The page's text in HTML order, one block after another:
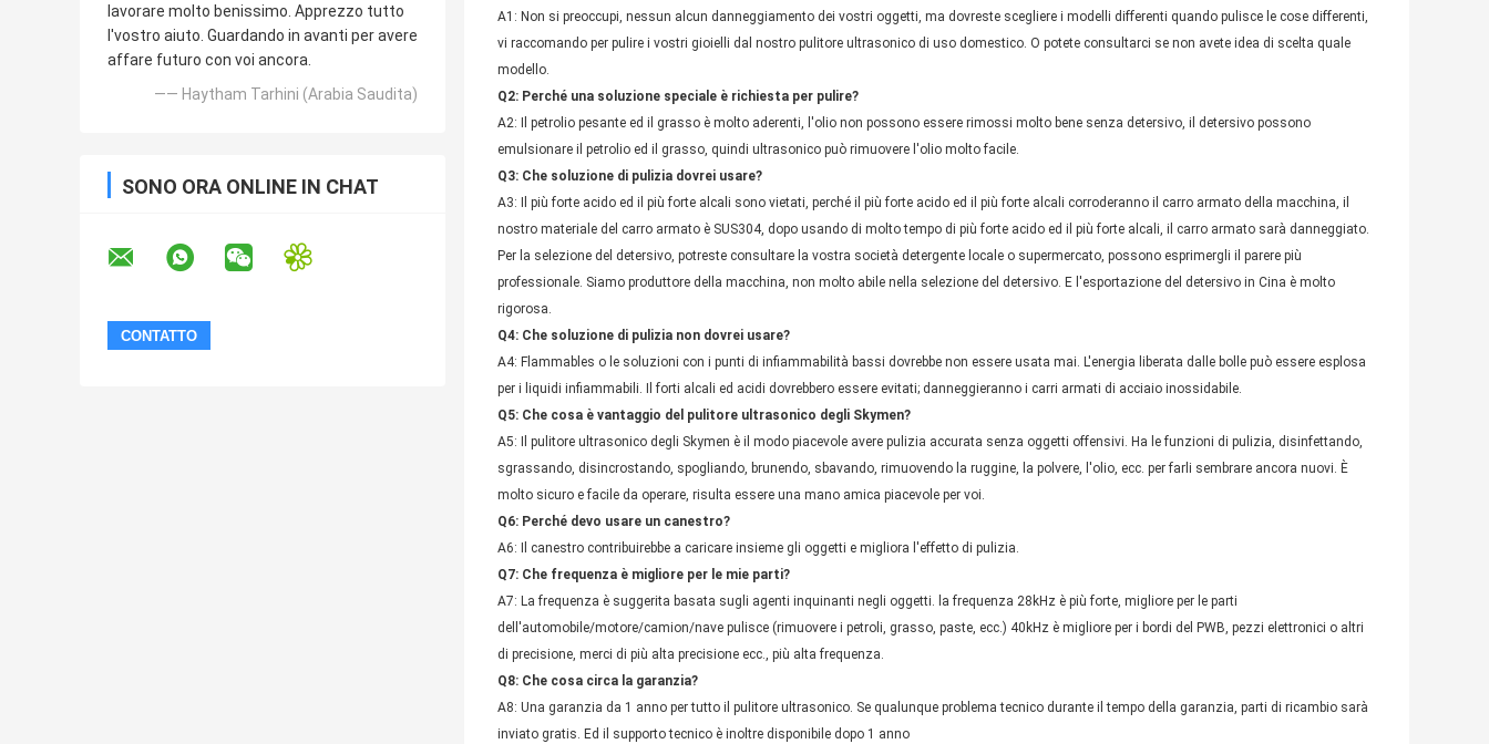
lavorare molto benissimo. Apprezzo tutto
l'vostro aiuto. Guardando in avanti per avere
affare futuro con voi ancora.
—— Haytham Tarhini (Arabia Saudita)
SONO ORA ONLINE IN CHAT
A1: Non si preoccupi, nessun alcun danneggiamento dei vostri oggetti, ma dovreste scegliere i modelli differenti quando pulisce le cose differenti,
vi raccomando per pulire i vostri gioielli dal nostro pulitore ultrasonico di uso domestico. O potete consultarci se non avete idea di scelta quale
modello.
Q2: Perché una soluzione speciale è richiesta per pulire?
A2: Il petrolio pesante ed il grasso è molto aderenti, l'olio non possono essere rimossi molto bene senza detersivo, il detersivo possono
emulsionare il petrolio ed il grasso, quindi ultrasonico può rimuovere l'olio molto facile.
Q3: Che soluzione di pulizia dovrei usare?
A3: Il più forte acido ed il più forte alcali sono vietati, perché il più forte acido ed il più forte alcali corroderanno il carro armato della macchina, il
nostro materiale del carro armato è SUS304, dopo usando di molto tempo di più forte acido ed il più forte alcali, il carro armato sarà danneggiato.
Per la selezione del detersivo, potreste consultare la vostra società detergente locale o supermercato, possono esprimergli il parere più
professionale. Siamo produttore della macchina, non molto abile nella selezione del detersivo. E l'esportazione del detersivo in Cina è molto
rigorosa.
Q4: Che soluzione di pulizia non dovrei usare?
A4: Flammables o le soluzioni con i punti di infiammabilità bassi dovrebbe non essere usata mai. L'energia liberata dalle bolle può essere esplosa
per i liquidi infiammabili. Il forti alcali ed acidi dovrebbero essere evitati; danneggieranno i carri armati di acciaio inossidabile.
Q5: Che cosa è vantaggio del pulitore ultrasonico degli Skymen?
A5: Il pulitore ultrasonico degli Skymen è il modo piacevole avere pulizia accurata senza oggetti offensivi. Ha le funzioni di pulizia, disinfettando,
sgrassando, disincrostando, spogliando, brunendo, sbavando, rimuovendo la ruggine, la polvere, l'olio, ecc. per farli sembrare ancora nuovi. È
molto sicuro e facile da operare, risulta essere una mano amica piacevole per voi.
Q6: Perché devo usare un canestro?
A6: Il canestro contribuirebbe a caricare insieme gli oggetti e migliora l'effetto di pulizia.
Q7: Che frequenza è migliore per le mie parti?
A7: La frequenza è suggerita basata sugli agenti inquinanti negli oggetti. la frequenza 28kHz è più forte, migliore per le parti
dell'automobile/motore/camion/nave pulisce (rimuovere i petroli, grasso, paste, ecc.) 40kHz è migliore per i bordi del PWB, pezzi elettronici o altri
di precisione, merci di più alta precisione ecc., più alta frequenza.
Q8: Che cosa circa la garanzia?
A8: Una garanzia da 1 anno per tutto il pulitore ultrasonico. Se qualunque problema tecnico durante il tempo della garanzia, parti di ricambio sarà
inviato gratis. Ed il supporto tecnico è inoltre disponibile dopo 1 anno